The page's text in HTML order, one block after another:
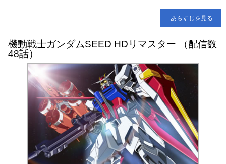
あらすじを見る
機動戦士ガンダムSEED HDリマスター （配信数
48話）